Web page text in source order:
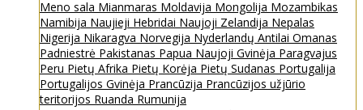
Meno sala Mianmaras Moldavija Mongolija Mozambikas
Namibija Naujieji Hebridai Naujoji Zelandija Nepalas
Nigerija Nikaragva Norvegija Nyderlandų Antilai Omanas
Padniestrė Pakistanas Papua Naujoji Gvinėja Paragvajus
Peru Pietų Afrika Pietų Korėja Pietų Sudanas Portugalija
Portugalijos Gvinėja Prancūzija Prancūzijos užjūrio
teritorijos Ruanda Rumunija